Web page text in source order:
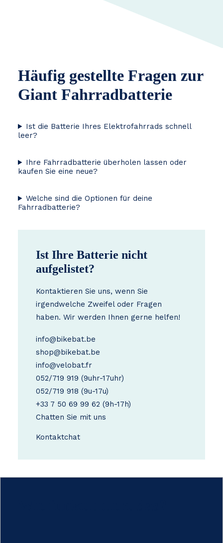
Häufig gestellte Fragen zur
Giant Fahrradbatterie
Ist die Batterie Ihres Elektrofahrrads schnell
leer?
Ihre Fahrradbatterie überholen lassen oder
kaufen Sie eine neue?
Welche sind die Optionen für deine
Fahrradbatterie?
Ist Ihre Batterie nicht
aufgelistet?
Kontaktieren Sie uns, wenn Sie
irgendwelche Zweifel oder Fragen
haben. Wir werden Ihnen gerne helfen!
info@bikebat.be
shop@bikebat.be
info@velobat.fr
052/719 919 (9uhr-17uhr)
052/719 918 (9u-17u)
+33 7 50 69 99 62 (9h-17h)
Chatten Sie mit uns
Kontaktchat